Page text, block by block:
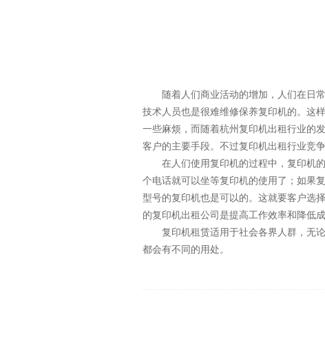
随着人们商业活动的增加，人们在日
技术人员也是很难维修保养复印机的。这
一些麻烦，而随着杭州复印机出租行业的
客户的主要手段。不过复印机出租行业竞
在人们使用复印机的过程中，复印机
个电话就可以坐等复印机的使用了；如果
型号的复印机也是可以的。这就要客户选
的复印机出租公司是提高工作效率和降低成
复印机租赁适用于社会各界人群，无
都会有不同的用处。